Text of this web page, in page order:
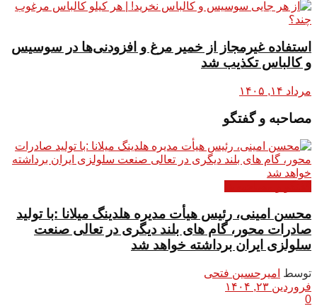
استفاده غیرمجاز از خمیر مرغ و افزودنی‌ها در سوسیس
و کالباس تکذیب شد
مرداد ۱۴, ۱۴۰۵
مصاحبه و گفتگو
محسن امینی، رئیس هیأت مدیره هلدینگ میلانا :با تولید
صادرات محور، گام های بلند دیگری در تعالی صنعت
سلولزی ایران برداشته خواهد شد
توسط امیرحسین فتحی
فروردین ۲۳, ۱۴۰۴
0